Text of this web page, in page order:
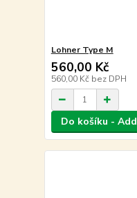
Lohner Type M
560,00 Kč
560,00 Kč bez DPH
Do košíku -